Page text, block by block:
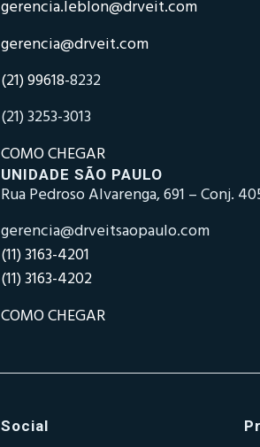
gerencia.leblon@drveit.com
gerencia@drveit.com
(21) 99618-8232
(21) 3253-3013
COMO CHEGAR
UNIDADE SÃO PAULO
Rua Pedroso Alvarenga, 691 – Conj.
gerencia@drveitsaopaulo.com
(11) 3163-4201
(11) 3163-4202
COMO CHEGAR
Social